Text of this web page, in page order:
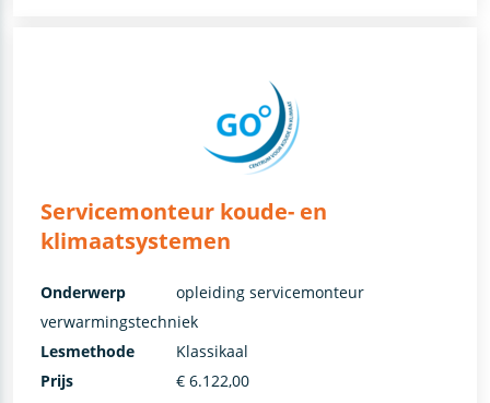
Servicemonteur koude- en
klimaatsystemen
Onderwerp
opleiding servicemonteur
verwarmingstechniek
Lesmethode
Klassikaal
Prijs
€ 6.122,00